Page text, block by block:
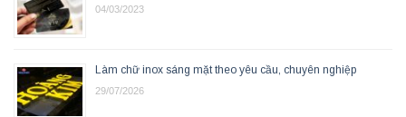
04/03/2023
Làm chữ inox sáng mặt theo yêu cầu, chuyên nghiệp
29/07/2026